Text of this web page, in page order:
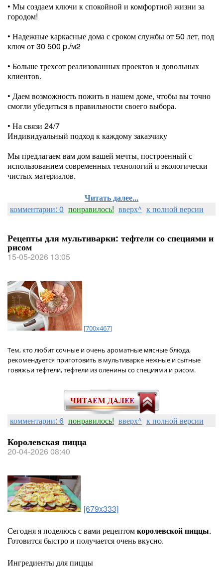
• Мы создаем ключи к спокойной и комфортной жизни за
городом!
• Надежные каркасные дома с сроком службы от 50 лет, под
ключ от 30 500 p./м2
• Больше трехсот реализованных проектов и довольных
клиентов.
• Даем возможность пожить в нашем доме, чтобы вы точно
смогли убедиться в правильности своего выбора.
• На связи 24/7
Индивидуальный подход к каждому заказчику
Мы предлагаем вам дом вашей мечты, построенный с
использованием современных технологий и экологически
чистых материалов.
Читать далее...
комментарии: 0 понравилось! вверх^ к полной версии
Рецепты для мультиварки: тефтели со специями и
рисом
15-05-2026 13:05
[700x467]
Тем, кто любит сочные и очень ароматные мясные блюда,
рекомендуется приготовить в мультиварке нежные и сытные
говяжьи тефтели, тефтели из оленины со специями и рисом.
комментарии: 6 понравилось! вверх^ к полной версии
Королевская пицца
20-04-2026 08:40
[679x333]
Сегодня я поделюсь с вами рецептомкоролевской пиццы.
Готовится быстро и получается очень вкусно.
Ингредиенты для пиццы